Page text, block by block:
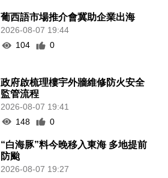
葡西語市場推介會冀助企業出海
2026-08-07 19:44
104
0
政府啟梳理樓宇外牆維修防火安全
監管流程
2026-08-07 19:41
148
0
“白海豚”料今晚移入東海 多地提前
防颱
2026-08-07 19:27